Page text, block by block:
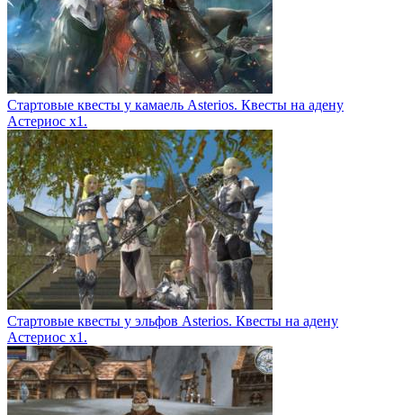
Стартовые квесты у камаель Asterios. Квесты на адену
Астериос х1.
Стартовые квесты у эльфов Asterios. Квесты на адену
Астериос х1.